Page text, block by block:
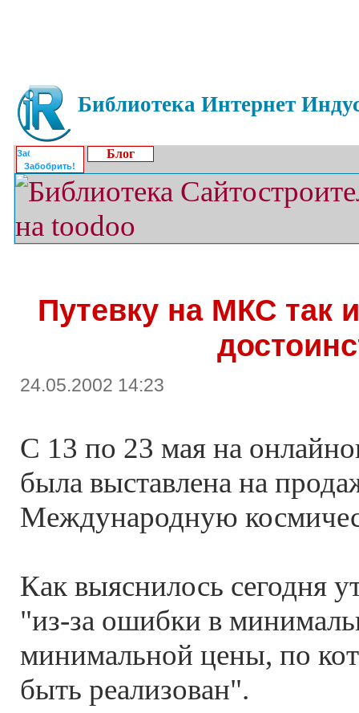
Библиотека Интернет
Забобрить!
Блог
Путевку на МКС так
24.05.2002 14:23
С 13 по 23 мая на
была выставлена на
Международную
Как выяснилось сегодня
"из-за ошибки в
минимальной цены, по
быть реализован".